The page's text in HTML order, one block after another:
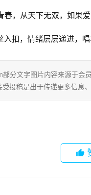
，从天下无双，如果
扣，情绪层层递进，
分文字图片内容来源于会
投稿是出于传递更多信息